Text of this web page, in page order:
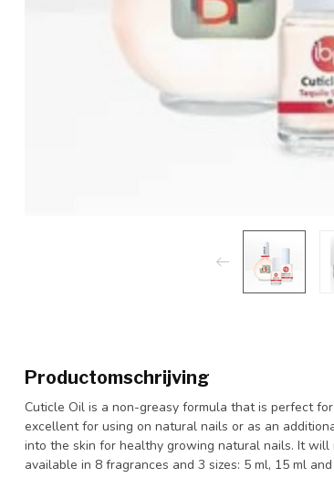
Productomschrijving
Cuticle Oil is a non-greasy formula that is perfect
excellent for using on natural nails or as an
into the skin for healthy growing natural nails. It
available in 8 fragrances and 3 sizes: 5 ml, 15 ml